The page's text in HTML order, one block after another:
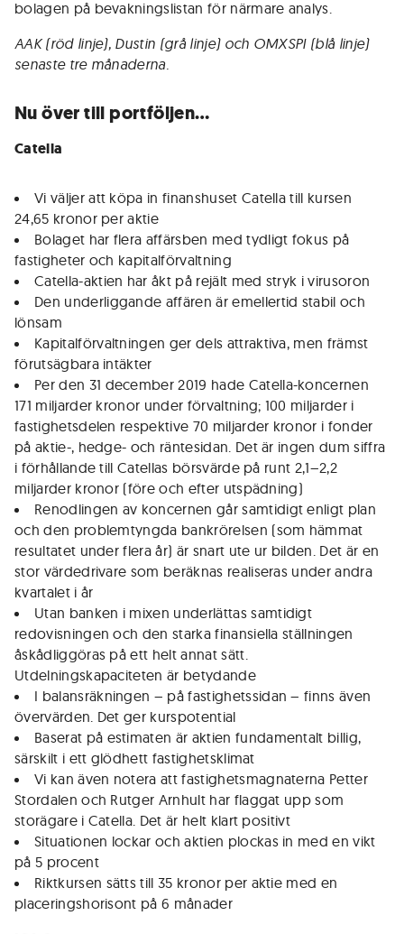
bolagen på bevakningslistan för närmare analys.
AAK (röd linje), Dustin (grå linje) och OMXSPI (blå linje)
senaste tre månaderna.
Nu över till portföljen…
Catella
Vi väljer att köpa in finanshuset Catella till kursen
24,65 kronor per aktie
Bolaget har flera affärsben med tydligt fokus på
fastigheter och kapitalförvaltning
Catella-aktien har åkt på rejält med stryk i virusoron
Den underliggande affären är emellertid stabil och
lönsam
Kapitalförvaltningen ger dels attraktiva, men främst
förutsägbara intäkter
Per den 31 december 2019 hade Catella-koncernen
171 miljarder kronor under förvaltning; 100 miljarder i
fastighetsdelen respektive 70 miljarder kronor i fonder
på aktie-, hedge- och räntesidan. Det är ingen dum siffra
i förhållande till Catellas börsvärde på runt 2,1–2,2
miljarder kronor (före och efter utspädning)
Renodlingen av koncernen går samtidigt enligt plan
och den problemtyngda bankrörelsen (som hämmat
resultatet under flera år) är snart ute ur bilden. Det är en
stor värdedrivare som beräknas realiseras under andra
kvartalet i år
Utan banken i mixen underlättas samtidigt
redovisningen och den starka finansiella ställningen
åskådliggöras på ett helt annat sätt.
Utdelningskapaciteten är betydande
I balansräkningen – på fastighetssidan – finns även
övervärden. Det ger kurspotential
Baserat på estimaten är aktien fundamentalt billig,
särskilt i ett glödhett fastighetsklimat
Vi kan även notera att fastighetsmagnaterna Petter
Stordalen och Rutger Arnhult har flaggat upp som
storägare i Catella. Det är helt klart positivt
Situationen lockar och aktien plockas in med en vikt
på 5 procent
Riktkursen sätts till 35 kronor per aktie med en
placeringshorisont på 6 månader